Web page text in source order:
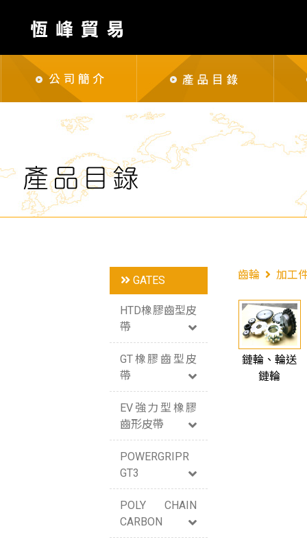
GATES
HTD橡膠齒型皮
帶
GT橡膠齒型皮
帶
EV強力型橡膠
齒形皮帶
POWERGRIPR
GT3
POLY CHAIN
CARBON
齒輪 加工
鏈輪、輪送
鏈輪